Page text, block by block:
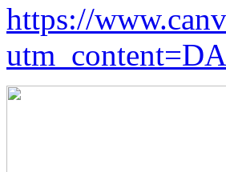
https://